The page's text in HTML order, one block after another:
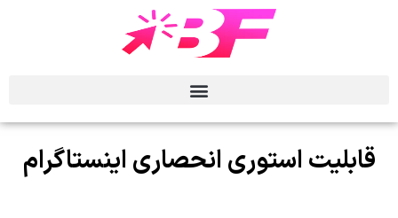
قابلیت استوری‌ انحصاری اینستاگرام